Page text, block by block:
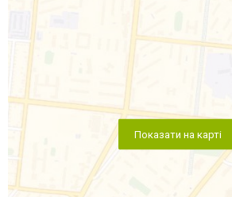
Показати на карті